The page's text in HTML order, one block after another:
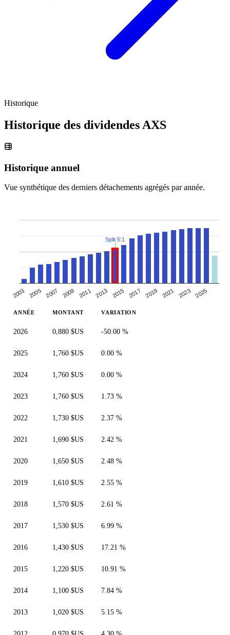
Historique
Historique des dividendes AXS
Historique annuel
Vue synthétique des derniers détachements agrégés par année.
2003 2005 2007 2009 2011 2013 2015 2017 2019 2021 2023 2025
Split 5:1
ANNÉE MONTANT VARIATION
2026 0,880 $US -50.00 %
2025 1,760 $US 0.00 %
2024 1,760 $US 0.00 %
2023 1,760 $US 1.73 %
2022 1,730 $US 2.37 %
2021 1,690 $US 2.42 %
2020 1,650 $US 2.48 %
2019 1,610 $US 2.55 %
2018 1,570 $US 2.61 %
2017 1,530 $US 6.99 %
2016 1,430 $US 17.21 %
2015 1,220 $US 10.91 %
2014 1,100 $US 7.84 %
2013 1,020 $US 5.15 %